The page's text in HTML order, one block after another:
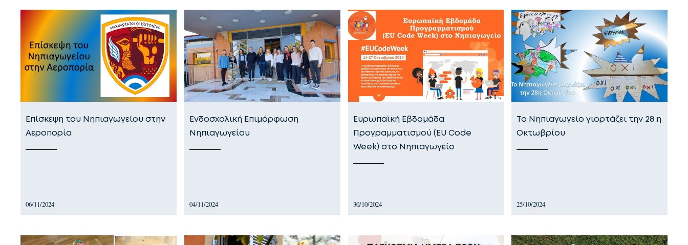
Επίσκεψη του Νηπιαγωγείου στην
Αεροπορία
06/11/2024
Ενδοσχολική Επιμόρφωση
Νηπιαγωγείου
04/11/2024
Ευρωπαϊκή Εβδομάδα
Προγραμματισμού (EU Code
Week) στο Νηπιαγωγείο
30/10/2024
Το Νηπιαγωγείο γιορτάζει την 28 η
Οκτωβρίου
25/10/2024